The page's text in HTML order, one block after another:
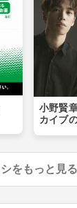
小野賢
カイブ
をもっと見る